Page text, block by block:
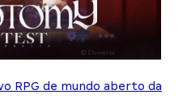
RPG de mundo aberto da